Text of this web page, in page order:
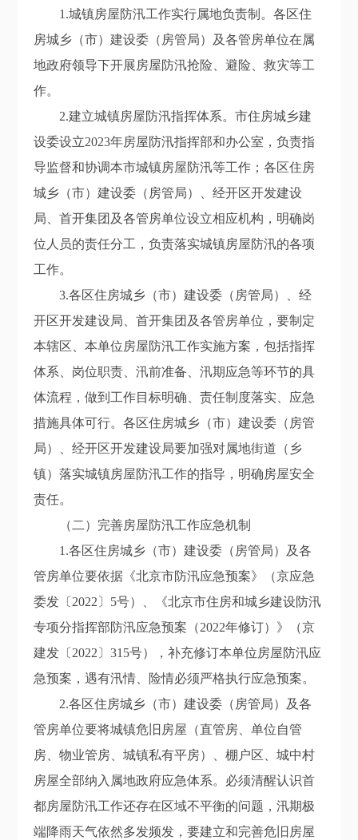
1.城镇房屋防汛工作实行属地负责制。各区住
房城乡（市）建设委（房管局）及各管房单位在属
地政府领导下开展房屋防汛抢险、避险、救灾等工
作。
2.建立城镇房屋防汛指挥体系。市住房城乡建
设委设立2023年房屋防汛指挥部和办公室，负责指
导监督和协调本市城镇房屋防汛等工作；各区住房
城乡（市）建设委（房管局）、经开区开发建设
局 、首开集团 及各管房单位设立相应机构，明确岗
位人员的责任分工，负责落实城镇房屋防汛的各项
工作。
3.各区住房城乡（市）建设委（房管局）、经
开区开发建设局 、首开集团 及各管房单位，要制 定
本辖区、本单位房屋防汛工作实施方案，包括指挥
体系、岗位职责、汛前准备、汛期应急等环节的具
体流程，做到工作目标明确、责任制度落实、应急
措施具体可行。各区住房城乡（市）建设委（房管
局）、经开区开发建设局要加强对属地街道（乡
镇）落实城镇房屋防汛工作的指导， 明确房屋安全
责任。
（二） 完善房屋防汛工作应急机制
1.各区住房城乡（市）建设委（房管局）及各
管房单位要依据 《北京市防汛应急预案》
（京应急
委发〔2022 〕 5号）、《北京市住房和城乡建设防汛
专项分指挥部防汛应急预案（2022年修订）》（京
建发 〔2022 〕315号），补充修订本单位房屋防汛应
急预案 ，遇有汛情、险情必须严格执行应急预案。
2.各区住房城乡（市）建设委（房管局）及各
管房单位要将城镇危旧房屋（直管房、单位自管
房、物业管房、城镇私有平房）、棚户区、城中村
房屋全部纳入属地政府应急体系。必须清醒认识首
都房屋防汛工作还存在区域不平衡的问题 ，汛期极
端降雨天气依然多发频发，要建立和完善危旧房屋